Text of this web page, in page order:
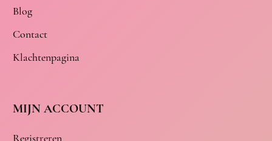
Blog
Contact
Klachtenpagina
MIJN ACCOUNT
Registreren